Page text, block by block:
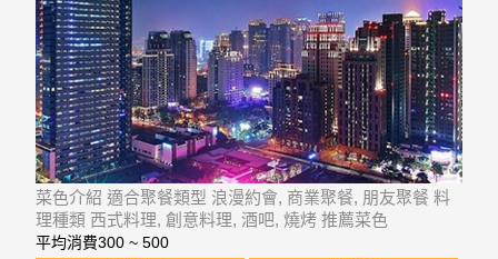
菜色介紹 適合聚餐類型 浪漫約會, 商業聚餐, 朋友聚餐 料
理種類 西式料理, 創意料理, 酒吧, 燒烤 推薦菜色
平均消費300 ~ 500